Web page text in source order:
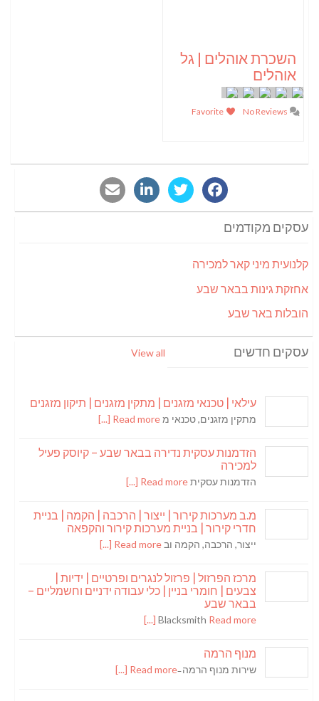
השכרת אוהלים | גל
אוהלים
עסקים מקודמים
קלנועית מיני קאר למכירה
אחזקת גינות בבאר שבע
הובלות באר שבע
עסקים חדשים View all
עילאי | טכנאי מזגנים | מתקין מזגנים | תיקון מזגנים
מתקין מזגנים, טכנאי מRead more [...]
הזדמנות עסקית נדירה בבאר שבע – קיוסק פעיל
למכירה
הזדמנות עסקיתRead more [...]
מ.ב מערכות קירור | ייצור | הרכבה | הקמה | בניית
חדרי קירור | בניית מערכות קירור והקפאה
ייצור, הרכבה, הקמה וב Read more [...]
מרכז הפרזול | פרזול לנגרים ופרטיים | ידיות |
צבעים | חומרי בניין | כלי עבודה ידניים וחשמליים –
בבאר שבע
Blacksmith Read more [...]
מנוף הרמה
שירות מנוף הרמה ̵Read more [...]